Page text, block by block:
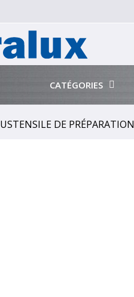
CATÉGORIES
USTENSILE DE PRÉPARATION